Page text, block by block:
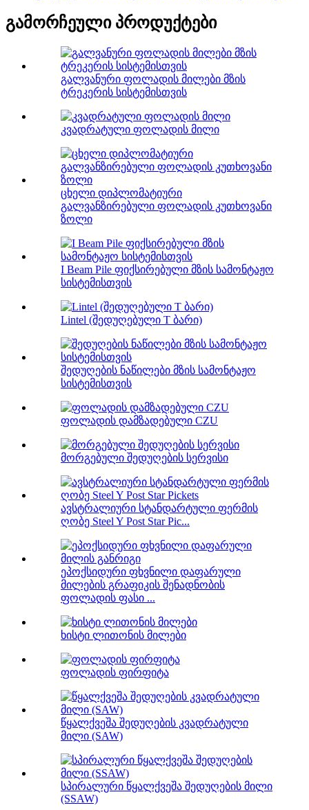
გამორჩეული პროდუქტები
გალვანური ფოლადის მილები მზის
ტრეკერის სისტემისთვის
კვადრატული ფოლადის მილი
ცხელი დიპლომატიური
გალვანზირებული ფოლადის კუთხოვანი
ზოლი
I Beam Pile ფიქსირებული მზის სამონტაჟო
სისტემისთვის
Lintel (შედუღებული T ბარი)
შედუღების ნაწილები მზის სამონტაჟო
სისტემისთვის
ფოლადის დამზადებული CZU
მორგებული შედუღების სერვისი
ავსტრალიური სტანდარტული ფერმის
ღობე Steel Y Post Star Pic...
ეპოქსიდური ფხვნილი დაფარული
მილების გრაფიკის შენადნობის
ფოლადის ფასი ...
ხისტი ლითონის მილები
ფოლადის ფირფიტა
წყალქვეშა შედუღების კვადრატული
მილი (SAW)
სპირალური წყალქვეშა შედუღების მილი
(SSAW)